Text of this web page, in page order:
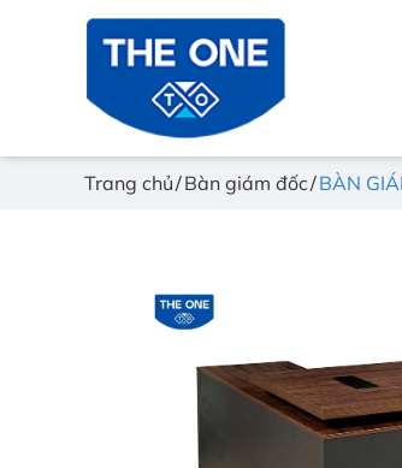
Trang chủ Bàn giám đốc BÀN